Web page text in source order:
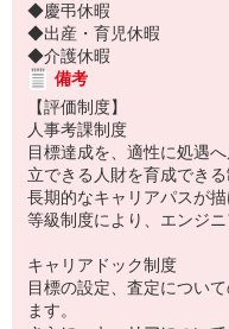
◆慶弔休暇
◆出産・育児休暇
◆介護休暇
備考
【評価制度】
人事考課制度
目標達成を、適性に処遇
立できる人財を育成でき
長期的なキャリアパスが
等級制度により、エンジ
キャリアドック制度
目標の設定、査定につい
ます。